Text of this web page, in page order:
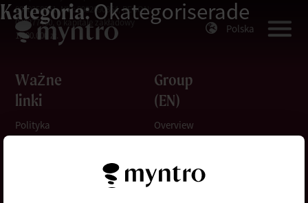
Polska
Kategoria:Okategoriserade
0000258061, NIP: 8982090864, REGON:
020277460, o kapitale zakładowy
1.000.000 zł.
Ważne
linki
Polityka
prywatności
Group
(EN)
Overview
Explore
About us